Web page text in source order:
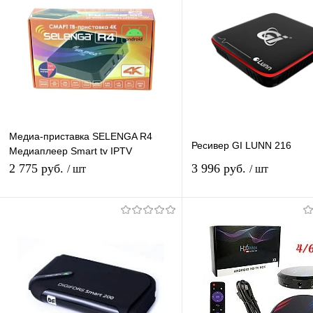
Медиа-приставка SELENGA R4
Медиаплеер Smart tv IPTV
приставка 4K
2 775 руб. / шт
Купить в 1 клик
В избранное Под заказ
Ресивер GI LUNN 216
3 996 руб. / шт
Купить в 1 клик К
В избранное В